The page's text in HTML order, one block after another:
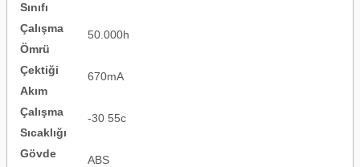
Sınıfı
Çalışma
Ömrü
50.000h
Çektiği
Akım
670mA
Çalışma
Sıcaklığı
-30 55c
Gövde
ABS